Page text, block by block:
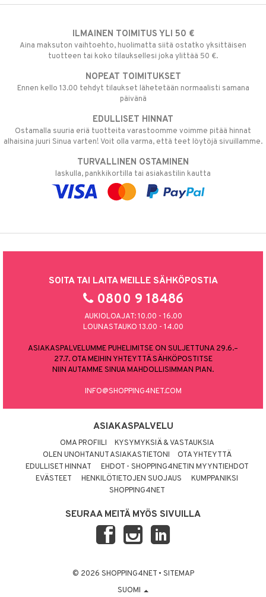
ILMAINEN TOIMITUS YLI 50 €
Aina maksuton vaihtoehto, huolimatta siitä ostatko yksittäisen
tuotteen tai koko tilauksellesi joka ylittää 50 €.
NOPEAT TOIMITUKSET
Ennen kello 13.00 tehdyt tilaukset lähetetään normaalisti samana
päivänä
EDULLISET HINNAT
Ostamalla suuria eriä tuotteita varastoomme voimme pitää hinnat
alhaisina juuri Sinua varten! Voit olla varma, että teet löytöjä sivuillamme.
TURVALLINEN OSTAMINEN
laskulla, pankkikortilla tai asiakastilin kautta
SOITA TAI LAITA MEILLE SÄHKÖPOSTIA
0800 9 18486
AUKIOLOAJAT: 10.00 - 16.00
LOUNASTAUKO 13.00 - 14.00
ASIAKASPALVELUMME PUHELIMITSE ON SULJETTUNA 29.6.–
27.7. OTA MEIHIN YHTEYTTÄ SÄHKÖPOSTITSE
NIIN AUTAMME SINUA MAHDOLLISIMMAN PIAN.
INFO@SHOPPING4NET.COM
ASIAKASPALVELU
OMA PROFIILI
KYSYMYKSIÄ & VASTAUKSIA
OLEN UNOHTANUT ASIAKASTIETONI
OTA YHTEYTTÄ
EDULLISET HINNAT
EHDOT - SHOPPING4NETIN MYYNTIEHDOT
EVÄSTEET
HENKILÖTIETOJEN SUOJAUS
KUMPPANIKSI
SHOPPING4NET
SEURAA MEITÄ MYÖS SIVUILLA
© 2026 SHOPPING4NET • SITEMAP
SUOMI